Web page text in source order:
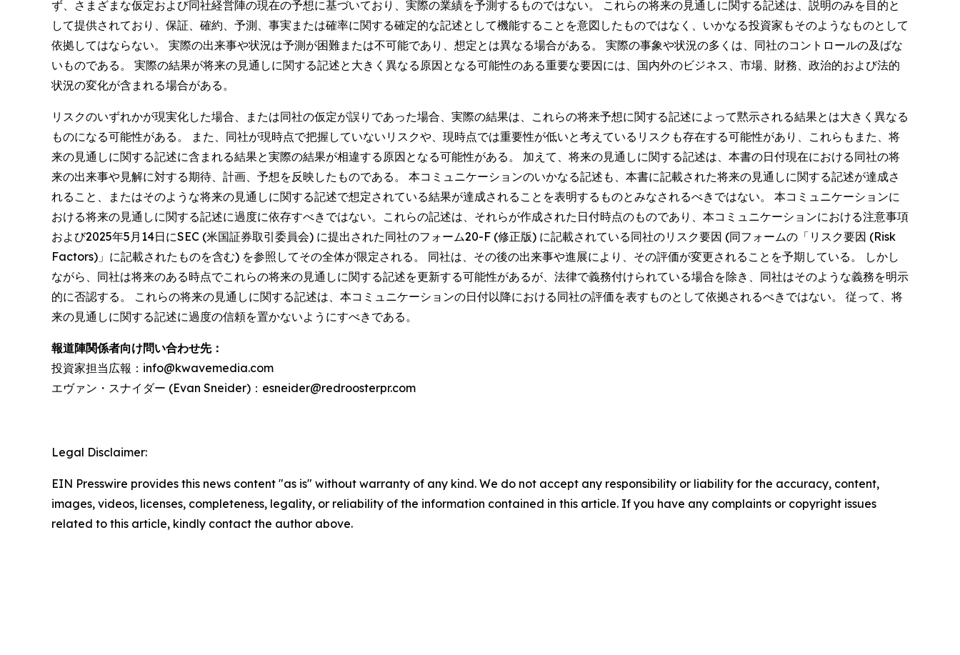
ず、さまざまな仮定および同社経営陣の現在の予想に基づいており、実際の業績を予測するものではない。 これらの将来の見通しに関する記述は、説明のみを目的と
して提供されており、保証、確約、予測、事実または確率に関する確定的な記述として機能することを意図したものではなく、いかなる投資家もそのようなものとして
依拠してはならない。 実際の出来事や状況は予測が困難または不可能であり、想定とは異なる場合がある。 実際の事象や状況の多くは、同社のコントロールの及ばな
いものである。 実際の結果が将来の見通しに関する記述と大きく異なる原因となる可能性のある重要な要因には、国内外のビジネス、市場、財務、政治的および法的
状況の変化が含まれる場合がある。
リスクのいずれかが現実化した場合、または同社の仮定が誤りであった場合、実際の結果は、これらの将来予想に関する記述によって黙示される結果とは大きく異なる
ものになる可能性がある。 また、同社が現時点で把握していないリスクや、現時点では重要性が低いと考えているリスクも存在する可能性があり、これらもまた、将
来の見通しに関する記述に含まれる結果と実際の結果が相違する原因となる可能性がある。 加えて、将来の見通しに関する記述は、本書の日付現在における同社の将
来の出来事や見解に対する期待、計画、予想を反映したものである。 本コミュニケーションのいかなる記述も、本書に記載された将来の見通しに関する記述が達成さ
れること、またはそのような将来の見通しに関する記述で想定されている結果が達成されることを表明するものとみなされるべきではない。 本コミュニケーションに
おける将来の見通しに関する記述に過度に依存すべきではない。これらの記述は、それらが作成された日付時点のものであり、本コミュニケーションにおける注意事項
および2025年5月14日にSEC (米国証券取引委員会) に提出された同社のフォーム20-F (修正版) に記載されている同社のリスク要因 (同フォームの「リスク要因 (Risk
Factors)」に記載されたものを含む) を参照してその全体が限定される。 同社は、その後の出来事や進展により、その評価が変更されることを予期している。 しかし
ながら、同社は将来のある時点でこれらの将来の見通しに関する記述を更新する可能性があるが、法律で義務付けられている場合を除き、同社はそのような義務を明示
的に否認する。 これらの将来の見通しに関する記述は、本コミュニケーションの日付以降における同社の評価を表すものとして依拠されるべきではない。 従って、将
来の見通しに関する記述に過度の信頼を置かないようにすべきである。
報道陣関係者向け問い合わせ先：
投資家担当広報：info@kwavemedia.com
エヴァン・スナイダー (Evan Sneider)：esneider@redroosterpr.com
Legal Disclaimer:
EIN Presswire provides this news content "as is" without warranty of any kind. We do not accept any responsibility or liability for the accuracy, content,
images, videos, licenses, completeness, legality, or reliability of the information contained in this article. If you have any complaints or copyright issues
related to this article, kindly contact the author above.